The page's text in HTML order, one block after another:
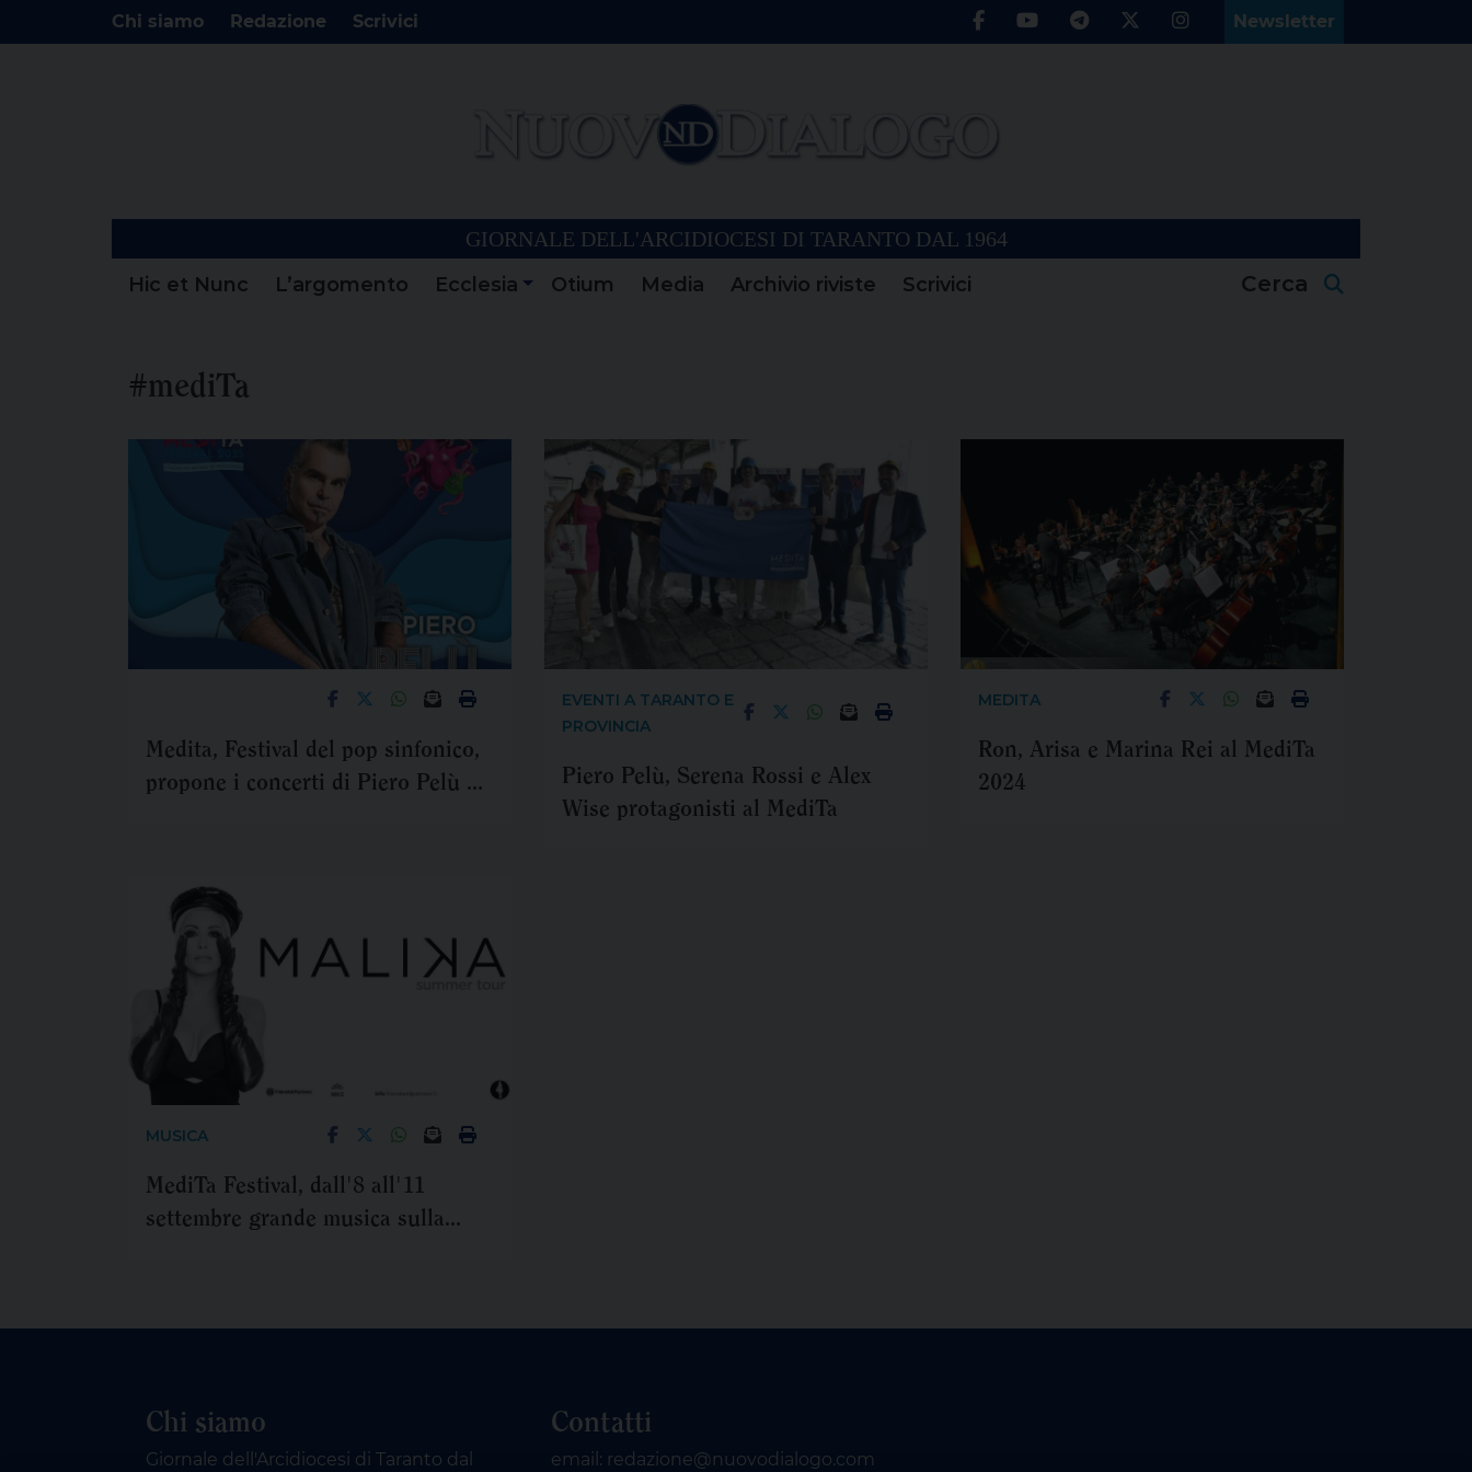
Chi siamo Redazione Scrivici Newsletter
GIORNALE DELL'ARCIDIOCESI DI TARANTO DAL 1964
Hic et Nunc L’argomento Ecclesia Otium Media Archivio riviste Scrivici Cerca
#mediTa
Medita, Festival del pop sinfonico,
propone i concerti di Piero Pelù e
EVENTI A TARANTO E
PROVINCIA
Piero Pelù, Serena Rossi e Alex
Wise protagonisti al MediTa
MEDITA
Ron, Arisa e Marina Rei al MediTa
2024
MUSICA
MediTa Festival, dall'8 all'11
settembre grande musica sulla
Chi siamo
Giornale dell'Arcidiocesi di Taranto dal
Contatti
email: redazione@nuovodialogo.com